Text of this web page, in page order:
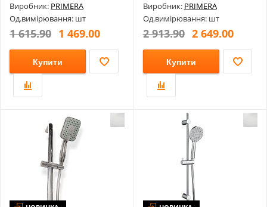
Виробник: PRIMERA
Од.вимірювання: шт
1 615.90 1 469.00
Купити
Виробник: PRIMERA
Од.вимірювання: шт
2 913.90 2 649.00
Купити